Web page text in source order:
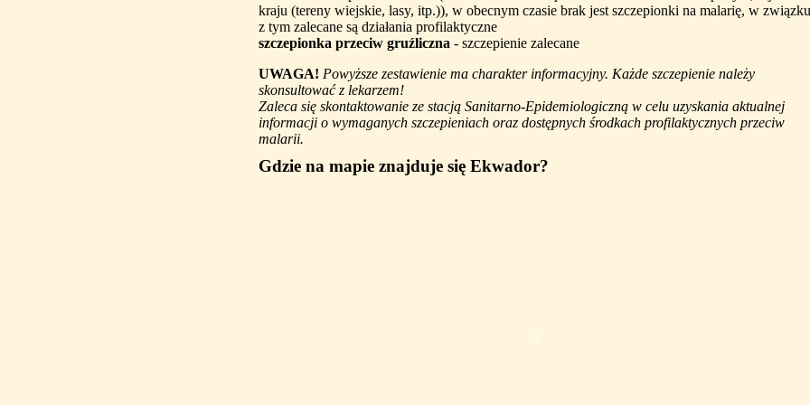
kraju (tereny wiejskie, lasy, itp.)), w obecnym czasie brak jest szczepionki na malarię, w związku
z tym zalecane są działania profilaktyczne
szczepionka przeciw gruźliczna - szczepienie zalecane
UWAGA! Powyższe zestawienie ma charakter informacyjny. Każde szczepienie należy
skonsultować z lekarzem!
Zaleca się skontaktowanie ze stacją Sanitarno-Epidemiologiczną w celu uzyskania aktualnej
informacji o wymaganych szczepieniach oraz dostępnych środkach profilaktycznych przeciw
malarii.
Gdzie na mapie znajduje się Ekwador?